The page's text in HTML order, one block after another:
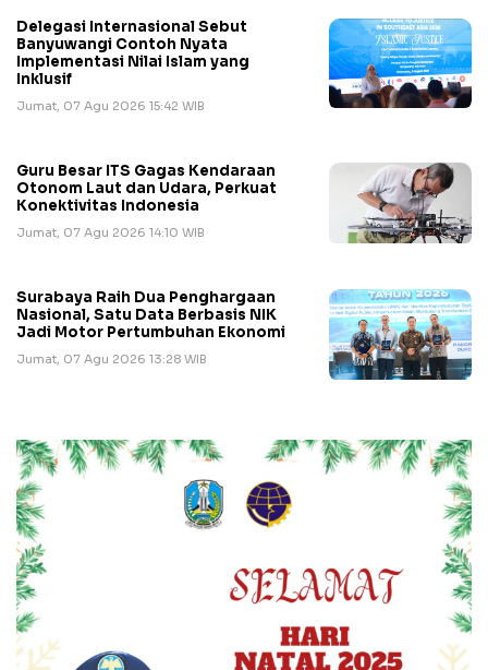
Delegasi Internasional Sebut
Banyuwangi Contoh Nyata
Implementasi Nilai Islam yang
Inklusif
Jumat, 07 Agu 2026 15:42 WIB
Guru Besar ITS Gagas Kendaraan
Otonom Laut dan Udara, Perkuat
Konektivitas Indonesia
Jumat, 07 Agu 2026 14:10 WIB
Surabaya Raih Dua Penghargaan
Nasional, Satu Data Berbasis NIK
Jadi Motor Pertumbuhan Ekonomi
Jumat, 07 Agu 2026 13:28 WIB